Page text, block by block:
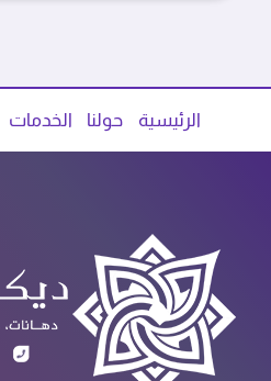
الرئيسية حولنا الخدمات